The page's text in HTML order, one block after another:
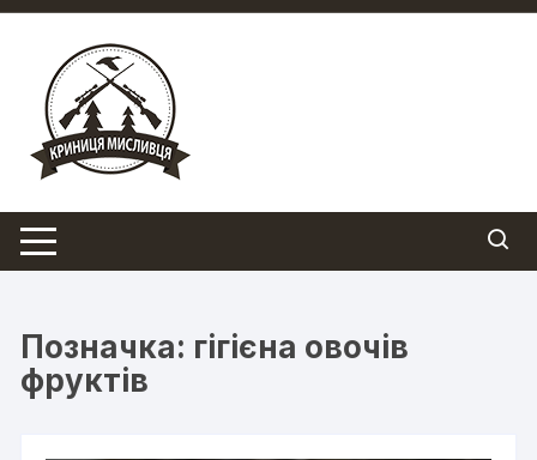
Перейти
вмісту
Позначка: гігієна овочів
фруктів